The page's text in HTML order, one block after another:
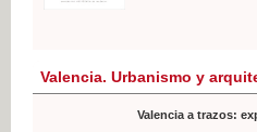
Valencia. Urbanismo y
Valencia a trazos: